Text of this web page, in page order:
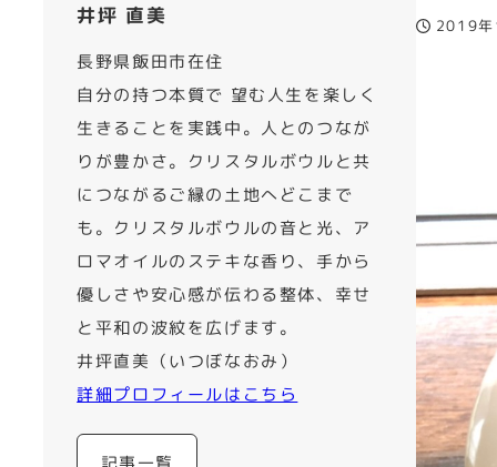
投稿日
2019
井坪 直美
長野県飯田市在住
自分の持つ本質で 望む人生を楽しく
生きることを実践中。人とのつなが
りが豊かさ。クリスタルボウルと共
につながるご縁の土地へどこまで
も。クリスタルボウルの音と光、ア
ロマオイルのステキな香り、手から
優しさや安心感が伝わる整体、幸せ
と平和の波紋を広げます。
井坪直美（いつぼなおみ）
詳細プロフィールはこちら